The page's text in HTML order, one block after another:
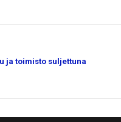
ja toimisto suljettuna